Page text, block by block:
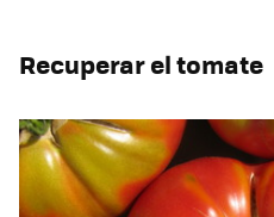
Recuperar el tomate